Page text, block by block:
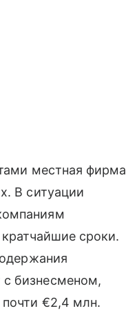
местная фирма
В ситуации
сроки.
бизнесменом,
€2,4 млн.